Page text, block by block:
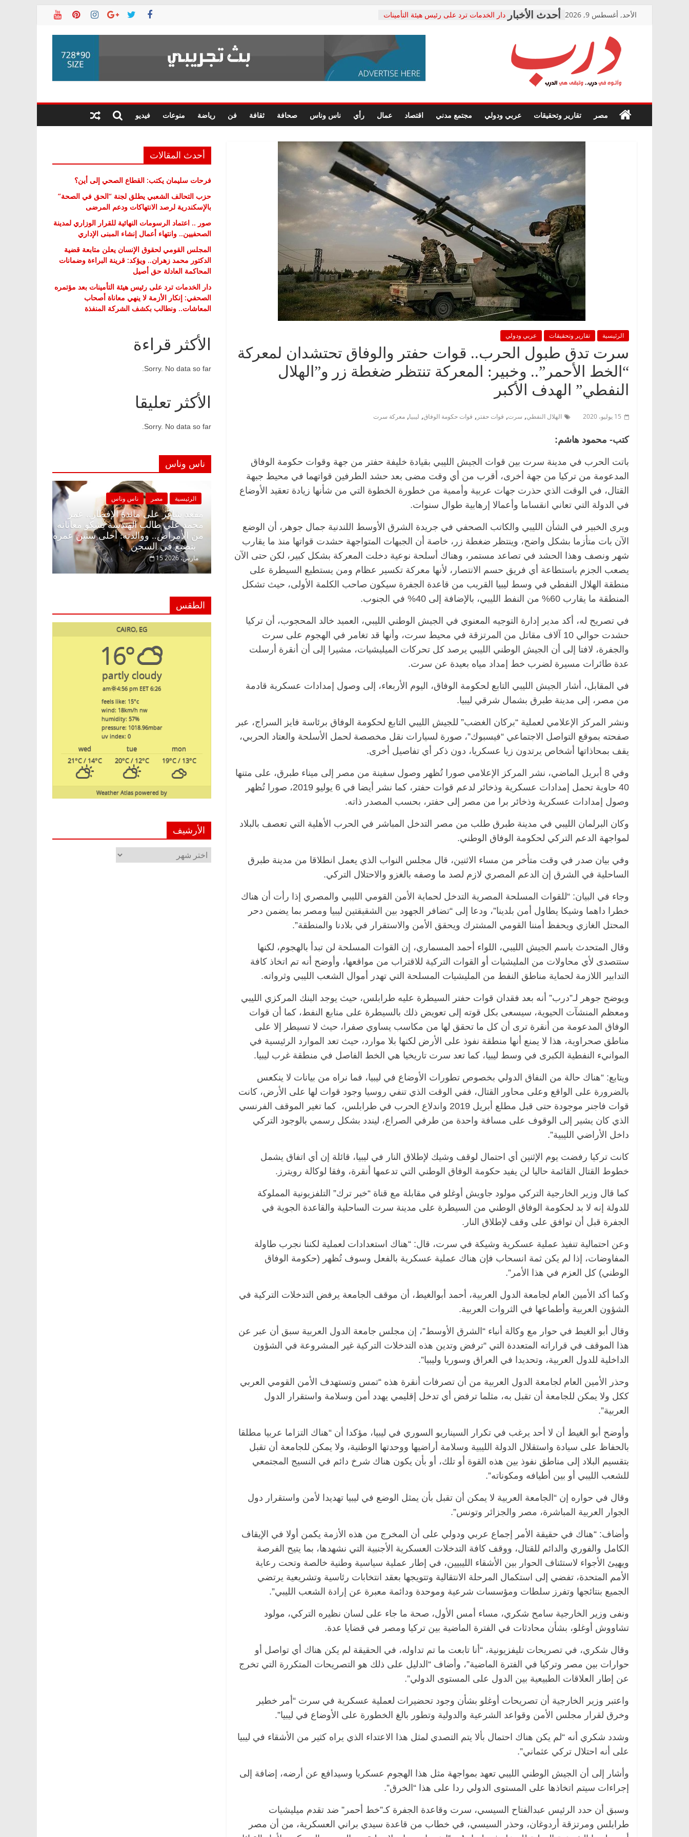
الأحد, أغسطس 9, 2026
دار الخدمات ترد على رئيس هيئة التأمينات
معاناة أصحاب المعاشات.. ونطالب بكشف
فرحات سليمان يكتب: القطاع الصحي إلى
حزب التحالف الشعبي يطلق لجنة “الحق
صور .. اعتماد الرسومات النهائية للقرار
الوزاري لمدينة الصحفيين.. وانتهاء أعمال
إنشاء المبنى الإداري
متابعة قضية الدكتور محمد زهران.. ويؤكد:
قرينة البراءة وضمانات المحاكمة العادلة
حق أصيل
درب
في
درب..
مصر تقارير وتحقيقات عربي ودولي مجتمع مدني اقتصاد عمال رأي ناس وناس صحافة ثقافة فن رياضة منوعات فيديو
الرئيسية تقارير وتحقيقات عربي ودولي
سرت تدق طبول الحرب.. قوات حفتر والوفاق تحتشدان لمعركة
“الخط الأحمر”.. وخبير: المعركة تنتظر ضغطة زر و”الهلال
النفطي” الهدف الأكبر
15 يوليو، 2020 الهلال النفطي, سرت, قوات حفتر , قوات حكومة الوفاق, ليبيا, معركة سرت
كتب- محمود هاشم:
باتت الحرب في مدينة سرت بين قوات الجيش الليبي بقيادة خليفة حفتر من جهة وقوات حكومة الوفاق
المدعومة من تركيا من جهة أخرى، أقرب من أي وقت مضى بعد حشد الطرفين قواتهما في محيط جبهة
القتال، في الوقت الذي حذرت جهات عربية وأممية من خطورة الخطوة التي من شأنها زيادة تعقيد الأوضاع
في الدولة التي تعاني انقساما وأعمالا إرهابية طوال سنوات.
ويرى الخبير في الشأن الليبي والكاتب الصحفي في جريدة الشرق الأوسط اللندنية جمال جوهر، أن الوضع
الآن بات متأزما بشكل واضح، وينتظر ضغطة زر، خاصة أن الجبهات المتواجهة حشدت قواتها منذ ما يقارب
شهر ونصف وهذا الحشد في تصاعد مستمر، وهناك أسلحة نوعية دخلت المعركة بشكل كبير، لكن حتى الآن
يصعب الجزم باستطاعة أي فريق حسم الانتصار، لأنها معركة تكسير عظام ومن يستطيع السيطرة على
منطقة الهلال النفطي في وسط ليبيا القريب من قاعدة الجفرة سيكون صاحب الكلمة الأولى، حيث تشكل
المنطقة ما يقارب 60% من النفط الليبي، بالإضافة إلى 40% في الجنوب.
في تصريح له، أكد مدير إدارة التوجيه المعنوي في الجيش الوطني الليبي، العميد خالد المحجوب، أن تركيا
حشدت حوالي 10 آلاف مقاتل من المرتزقة في محيط سرت، وأنها قد تغامر في الهجوم على سرت
والجفرة، لافتا إلى أن الجيش الوطني الليبي يرصد كل تحركات الميليشيات، مشيرا إلى أن أنقرة أرسلت
عدة طائرات مسيرة لضرب خط إمداد مياه بعيدة عن سرت.
في المقابل، أشار الجيش الليبي التابع لحكومة الوفاق، اليوم الأربعاء، إلى وصول إمدادات عسكرية قادمة
من مصر، إلى مدينة طبرق بشمال شرقي ليبيا.
ونشر المركز الإعلامي لعملية “بركان الغضب” للجيش الليبي التابع لحكومة الوفاق برئاسة فايز السراج، عبر
صفحته بموقع التواصل الاجتماعي “فيسبوك”، صورة لسيارات نقل مخصصة لحمل الأسلحة والعتاد الحربي،
يقف بمحاذاتها أشخاص يرتدون زيا عسكريا، دون ذكر أي تفاصيل أخرى.
وفي 8 أبريل الماضي، نشر المركز الإعلامي صورا تُظهر وصول سفينة من مصر إلى ميناء طبرق، على متنها
40 حاوية تحمل إمدادات عسكرية وذخائر لدعم قوات حفتر، كما نشر أيضا في 6 يوليو 2019، صورا تُظهر
وصول إمدادات عسكرية وذخائر برا من مصر إلى حفتر، بحسب المصدر ذاته.
وكان البرلمان الليبي في مدينة طبرق طلب من مصر التدخل المباشر في الحرب الأهلية التي تعصف بالبلاد
لمواجهة الدعم التركي لحكومة الوفاق الوطني.
وفي بيان صدر في وقت متأخر من مساء الاثنين، قال مجلس النواب الذي يعمل انطلاقا من مدينة طبرق
الساحلية في الشرق إن الدعم المصري لازم لصد ما وصفه بالغزو والاحتلال التركي.
وجاء في البيان: “للقوات المسلحة المصرية التدخل لحماية الأمن القومي الليبي والمصري إذا رأت أن هناك
خطرا داهما وشيكا يطاول أمن بلدينا”، ودعا إلى “تضافر الجهود بين الشقيقتين ليبيا ومصر بما يضمن دحر
المحتل الغازي ويحفظ أمننا القومي المشترك ويحقق الأمن والاستقرار في بلادنا والمنطقة”.
وقال المتحدث باسم الجيش الليبي، اللواء أحمد المسماري، إن القوات المسلحة لن تبدأ بالهجوم، لكنها
ستتصدى لأي محاولات من المليشيات أو القوات التركية للاقتراب من مواقعها، وأوضح أنه تم اتخاذ كافة
التدابير اللازمة لحماية مناطق النفط من المليشيات المسلحة التي تهدر أموال الشعب الليبي وثرواته.
ويوضح جوهر لـ”درب” أنه بعد فقدان قوات حفتر السيطرة عليه طرابلس، حيث يوجد البنك المركزي الليبي
ومعظم المنشآت الحيوية، سيسعى بكل قوته إلى تعويض ذلك بالسيطرة على منابع النفط، كما أن قوات
الوفاق المدعومة من أنقرة ترى أن كل ما تحقق لها من مكاسب يساوي صفرا، حيث لا تسيطر إلا على
مناطق صحراوية، هذا لا يمنع أنها منطقة نفوذ على الأرض لكنها بلا موارد، حيث تعد الموارد الرئيسية في
الموانيء النفطية الكبرى في وسط ليبيا، كما تعد سرت تاريخيا هي الخط الفاصل في منطقة غرب ليبيا.
ويتابع: “هناك حالة من النفاق الدولي بخصوص تطورات الأوضاع في ليبيا، فما نراه من بيانات لا ينكعس
بالضرورة على الواقع وعلى محاور القتال، ففي الوقت الذي تنفي روسيا وجود قوات لها على الأرض، كانت
قوات فاجنر موجودة حتى قبل مطلع أبريل 2019 واندلاع الحرب في طرابلس، كما تغير الموقف الفرنسي
الذي كان يشير إلى الوقوف على مسافة واحدة من طرفي الصراع، ليندد بشكل رسمي بالوجود التركي
داخل الأراضي الليبية”.
كانت تركيا رفضت يوم الإثنين أي احتمال لوقف وشيك لإطلاق النار في ليبيا، قائلة إن أي اتفاق يشمل
خطوط القتال القائمة حاليا لن يفيد حكومة الوفاق الوطني التي تدعمها أنقرة، وفقا لوكالة رويترز.
كما قال وزير الخارجية التركي مولود جاويش أوغلو في مقابلة مع قناة “خبر ترك” التلفزيونية المملوكة
للدولة إنه لا بد لحكومة الوفاق الوطني من السيطرة على مدينة سرت الساحلية والقاعدة الجوية في
الجفرة قبل أن توافق على وقف لإطلاق النار.
وعن احتمالية تنفيذ عملية عسكرية وشيكة في سرت، قال: “هناك استعدادات لعملية لكننا نجرب طاولة
المفاوضات، إذا لم يكن ثمة انسحاب فإن هناك عملية عسكرية بالفعل وسوف تُظهر (حكومة الوفاق
الوطني) كل العزم في هذا الأمر”.
وكما أكد الأمين العام لجامعة الدول العربية، أحمد أبوالغيط، أن موقف الجامعة يرفض التدخلات التركية في
الشؤون العربية وأطماعها في الثروات العربية.
وقال أبو الغيط في حوار مع وكالة أنباء “الشرق الأوسط”، إن مجلس جامعة الدول العربية سبق أن عبر عن
هذا الموقف في قراراته المتعددة التي “ترفض وتدين هذه التدخلات التركية غير المشروعة في الشؤون
الداخلية للدول العربية، وتحديدا في العراق وسوريا وليبيا”.
وحذر الأمين العام لجامعة الدول العربية من أن تصرفات أنقرة هذه “تمس وتستهدف الأمن القومي العربي
ككل ولا يمكن للجامعة أن تقبل به، مثلما ترفض أي تدخل إقليمي يهدد أمن وسلامة واستقرار الدول
العربية”.
وأوضح أبو الغيط أن لا أحد يرغب في تكرار السيناريو السوري في ليبيا، مؤكدا أن “هناك التزاما عربيا مطلقا
بالحفاظ على سيادة واستقلال الدولة الليبية وسلامة أراضيها ووحدتها الوطنية، ولا يمكن للجامعة أن تقبل
بتقسيم البلاد إلى مناطق نفوذ بين هذه القوة أو تلك، أو بأن يكون هناك شرخ دائم في النسيج المجتمعي
للشعب الليبي أو بين أطيافه ومكوناته”.
وقال في حواره إن “الجامعة العربية لا يمكن أن تقبل بأن يمثل الوضع في ليبيا تهديدا لأمن واستقرار دول
الجوار العربية المباشرة، مصر والجزائر وتونس”.
وأضاف: “هناك في حقيقة الأمر إجماع عربي ودولي على أن المخرج من هذه الأزمة يكمن أولا في الإيقاف
الكامل والفوري والدائم للقتال، ووقف كافة التدخلات العسكرية الأجنبية التي نشهدها، بما يتيح الفرصة
ويهيئ الأجواء لاستئناف الحوار بين الأشقاء الليبيين، في إطار عملية سياسية وطنية خالصة وتحت رعاية
الأمم المتحدة، تفضي إلى استكمال المرحلة الانتقالية وتتويجها بعقد انتخابات رئاسية وتشريعية يرتضي
الجميع بنتائجها وتفرز سلطات ومؤسسات شرعية وموحدة ودائمة معبرة عن إرادة الشعب الليبي”.
ونفى وزير الخارجية سامح شكري، مساء أمس الأول، صحة ما جاء على لسان نظيره التركي، مولود
تشاووش أوغلو، بشأن محادثات في الفترة الماضية بين تركيا ومصر في قضايا عدة.
وقال شكري، في تصريحات تليفزيونية، “أنا تابعت ما تم تداوله، في الحقيقة لم يكن هناك أي تواصل أو
حوارات بين مصر وتركيا في الفترة الماضية”، وأضاف “الدليل على ذلك هو التصريحات المتكررة التي تخرج
عن إطار العلاقات الطبيعية بين الدول على المستوى الدولي”.
واعتبر وزير الخارجية أن تصريحات أوغلو بشأن وجود تحضيرات لعملية عسكرية في سرت “أمر خطير
وخرق لقرار مجلس الأمن وقواعد الشرعية والدولية وتطور بالغ الخطورة على الأوضاع في ليبيا”.
وشدد شكري أنه “لم يكن هناك احتمال بألا يتم التصدي لمثل هذا الاعتداء الذي يراه كثير من الأشقاء في ليبيا
على أنه احتلال تركي عثماني”.
وأشار إلى أن الجيش الوطني الليبي تعهد بمواجهة مثل هذا الهجوم عسكريا وسيدافع عن أرضه، إضافة إلى
إجراءات سيتم اتخاذها على المستوى الدولي ردا على هذا “الخرق”.
وسبق أن حدد الرئيس عبدالفتاح السيسي، سرت وقاعدة الجفرة كـ”خط أحمر” ضد تقدم ميليشيات
طرابلس ومرتزقة أردوغان، وحذر السيسي، في خطاب من قاعدة سيدي براني العسكرية، من أن مصر
أحدث المقالات
فرحات سليمان يكتب: القطاع الصحي إلى أين؟
حزب التحالف الشعبي يطلق لجنة “الحق في الصحة”
بالإسكندرية لرصد الانتهاكات ودعم المرضى
صور .. اعتماد الرسومات النهائية للقرار الوزاري لمدينة
الصحفيين.. وانتهاء أعمال إنشاء المبنى الإداري
المجلس القومي لحقوق الإنسان يعلن متابعة قضية
الدكتور محمد زهران.. ويؤكد: قرينة البراءة وضمانات
المحاكمة العادلة حق أصيل
دار الخدمات ترد على رئيس هيئة التأمينات بعد مؤتمره
الصحفي: إنكار الأزمة لا ينهي معاناة أصحاب
المعاشات.. ونطالب بكشف الشركة المنفذة
الأكثر قراءة
Sorry. No data so far.
الأكثر تعليقا
Sorry. No data so far.
ناس وناس
مقعد شاغر
محمد علي
من الأمراض..
بتضيع في السجن
الرئيسية مصر ناس وناس
مقعد شاغر على الإفطار وبلكونة بلا زينة
رمضان.. د. عبدالخالق فاروق خبير
اقتصادي في انتظار حلم الحرية ولمة
22 فبراير، 2026
الرئيسية ناس وناس
حسين عبدالهادي فارس مقاومة
الخصخصة الذي دافع عن المال العام
(بروفايل)
21 فبراير، 2026
الرئيسية مصر ناس وناس
في ذكرى رحيله.. د. نور فرحات فقيه
قانوني دافع عن قضايا الوطن وانحاز
للحرية (بروفايل)
26 يناير، 2026
ناس وناس
عبدالخالق فاروق.. خبير اقتصادي
بذكرى ميلاده وحيداً على أبواب
الطقس
CAIRO, EG
16°
partly cloudy
6:26 am
4:56 pm EET
feels like: 15°c
wind: 18km/h nw
humidity: 57%
pressure: 1018.96mbar
uv index: 0
mon
tue
wed
19°C/ 13°C
20°C/ 12°C
21°C/ 14°C
powered by
Weather Atlas
الأرشيف
الأرشيف